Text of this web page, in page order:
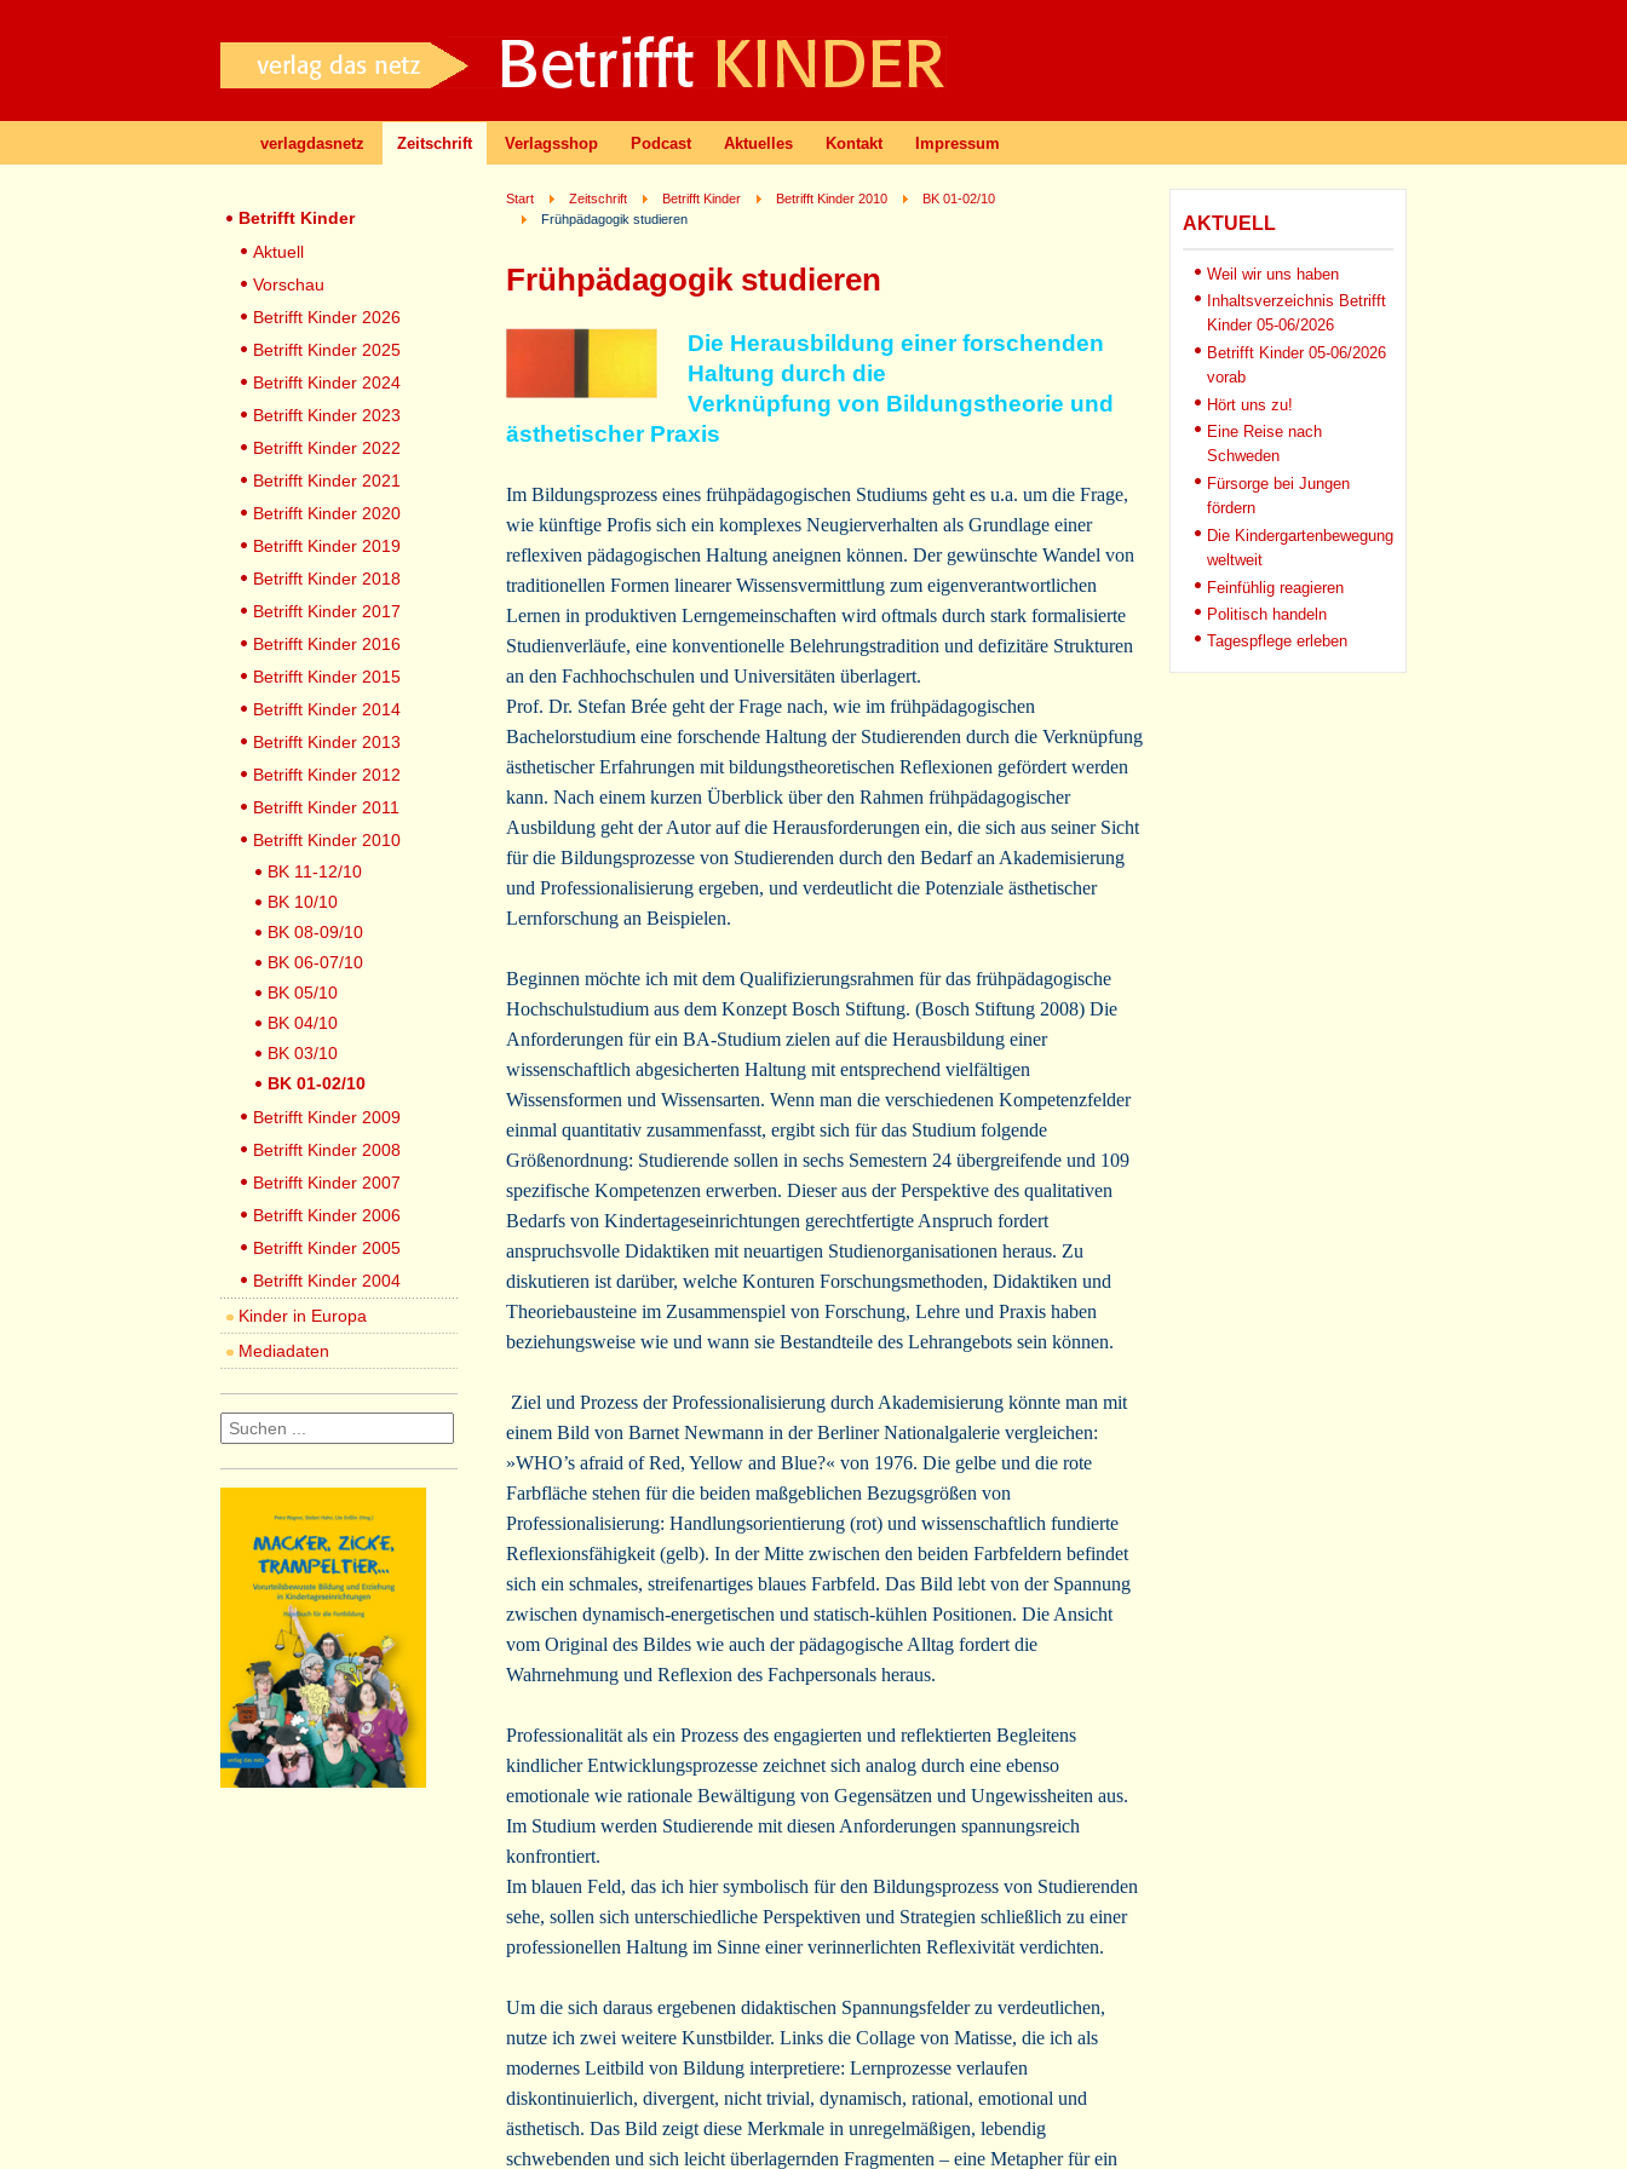
verlagdasnetz Zeitschrift Verlagsshop Podcast Aktuelles Kontakt Impressum
Start Zeitschrift Betrifft Kinder Betrifft Kinder 2010
BK 01-02/10
Frühpädagogik studieren
Frühpädagogik studieren
Die Herausbildung einer forschenden
Haltung durch die
Verknüpfung von Bildungstheorie und
ästhetischer Praxis
Im Bildungsprozess eines frühpädagogischen Studiums geht es u.a. um die Frage,
wie künftige Profis sich ein komplexes Neugierverhalten als Grundlage einer
reflexiven pädagogischen Haltung aneignen können. Der gewünschte Wandel von
traditionellen Formen linearer Wissensvermittlung zum eigenverantwortlichen
Lernen in produktiven Lerngemeinschaften wird oftmals durch stark formalisierte
Studienverläufe, eine konventionelle Belehrungstradition und defizitäre Strukturen
an den Fachhochschulen und Universitäten überlagert.
Prof. Dr. Stefan Brée geht der Frage nach, wie im frühpädagogischen
Bachelorstudium eine forschende Haltung der Studierenden durch die Verknüpfung
ästhetischer Erfahrungen mit bildungstheoretischen Reflexionen gefördert werden
kann. Nach einem kurzen Überblick über den Rahmen frühpädagogischer
Ausbildung geht der Autor auf die Herausforderungen ein, die sich aus seiner Sicht
für die Bildungsprozesse von Studierenden durch den Bedarf an Akademisierung
und Professionalisierung ergeben, und verdeutlicht die Potenziale ästhetischer
Lernforschung an Beispielen.
Beginnen möchte ich mit dem Qualifizierungsrahmen für das frühpädagogische
Hochschulstudium aus dem Konzept Bosch Stiftung. (Bosch Stiftung 2008) Die
Anforderungen für ein BA-Studium zielen auf die Herausbildung einer
wissenschaftlich abgesicherten Haltung mit entsprechend vielfältigen
Wissensformen und Wissensarten. Wenn man die verschiedenen Kompetenzfelder
einmal quantitativ zusammenfasst, ergibt sich für das Studium folgende
Größenordnung: Studierende sollen in sechs Semestern 24 übergreifende und 109
spezifische Kompetenzen erwerben. Dieser aus der Perspektive des qualitativen
Bedarfs von Kindertageseinrichtungen gerechtfertigte Anspruch fordert
anspruchsvolle Didaktiken mit neuartigen Studienorganisationen heraus. Zu
diskutieren ist darüber, welche Konturen Forschungsmethoden, Didaktiken und
Theoriebausteine im Zusammenspiel von Forschung, Lehre und Praxis haben
beziehungsweise wie und wann sie Bestandteile des Lehrangebots sein können.
Ziel und Prozess der Professionalisierung durch Akademisierung könnte man mit
einem Bild von Barnet Newmann in der Berliner Nationalgalerie vergleichen:
»WHO’s afraid of Red, Yellow and Blue?« von 1976. Die gelbe und die rote
Farbfläche stehen für die beiden maßgeblichen Bezugsgrößen von
Professionalisierung: Handlungsorientierung (rot) und wissenschaftlich fundierte
Reflexionsfähigkeit (gelb). In der Mitte zwischen den beiden Farbfeldern befindet
sich ein schmales, streifenartiges blaues Farbfeld. Das Bild lebt von der Spannung
zwischen dynamisch-energetischen und statisch-kühlen Positionen. Die Ansicht
vom Original des Bildes wie auch der pädagogische Alltag fordert die
Wahrnehmung und Reflexion des Fachpersonals heraus.
Professionalität als ein Prozess des engagierten und reflektierten Begleitens
kindlicher Entwicklungsprozesse zeichnet sich analog durch eine ebenso
emotionale wie rationale Bewältigung von Gegensätzen und Ungewissheiten aus.
Im Studium werden Studierende mit diesen Anforderungen spannungsreich
konfrontiert.
Im blauen Feld, das ich hier symbolisch für den Bildungsprozess von Studierenden
sehe, sollen sich unterschiedliche Perspektiven und Strategien schließlich zu einer
professionellen Haltung im Sinne einer verinnerlichten Reflexivität verdichten.
Um die sich daraus ergebenen didaktischen Spannungsfelder zu verdeutlichen,
nutze ich zwei weitere Kunstbilder. Links die Collage von Matisse, die ich als
modernes Leitbild von Bildung interpretiere: Lernprozesse verlaufen
diskontinuierlich, divergent, nicht trivial, dynamisch, rational, emotional und
ästhetisch. Das Bild zeigt diese Merkmale in unregelmäßigen, lebendig
schwebenden und sich leicht überlagernden Fragmenten – eine Metapher für ein
Betrifft Kinder
Aktuell
Vorschau
Betrifft Kinder 2026
Betrifft Kinder 2025
Betrifft Kinder 2024
Betrifft Kinder 2023
Betrifft Kinder 2022
Betrifft Kinder 2021
Betrifft Kinder 2020
Betrifft Kinder 2019
Betrifft Kinder 2018
Betrifft Kinder 2017
Betrifft Kinder 2016
Betrifft Kinder 2015
Betrifft Kinder 2014
Betrifft Kinder 2013
Betrifft Kinder 2012
Betrifft Kinder 2011
Betrifft Kinder 2010
BK 11-12/10
BK 10/10
BK 08-09/10
BK 06-07/10
BK 05/10
BK 04/10
BK 03/10
BK 01-02/10
Betrifft Kinder 2009
Betrifft Kinder 2008
Betrifft Kinder 2007
Betrifft Kinder 2006
Betrifft Kinder 2005
Betrifft Kinder 2004
Kinder in Europa
Mediadaten
AKTUELL
Weil wir uns haben
Inhaltsverzeichnis Betrifft
Kinder 05-06/2026
Betrifft Kinder 05-06/2026
vorab
Hört uns zu!
Eine Reise nach
Schweden
Fürsorge bei Jungen
fördern
Die Kindergartenbewegung
weltweit
Feinfühlig reagieren
Politisch handeln
Tagespflege erleben